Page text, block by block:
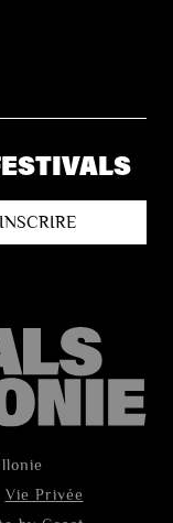
Vie Privée